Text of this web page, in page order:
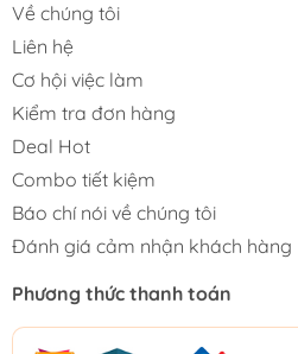
Về chúng tôi
Liên hệ
Cơ hội việc làm
Kiểm tra đơn hàng
Deal Hot
Combo tiết kiệm
Báo chí nói về chúng tôi
Đánh giá cảm nhận khách hàng
Phương thức thanh toán